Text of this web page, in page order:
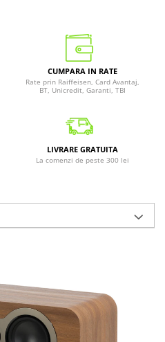
CUMPARA IN RATE
Rate prin Raiffeisen, Card Avantaj,
BT, Unicredit, Garanti, TBI
LIVRARE GRATUITA
La comenzi de peste 300 lei